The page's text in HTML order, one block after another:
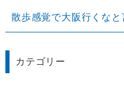
散歩感覚で大阪行くなと
カテゴリー